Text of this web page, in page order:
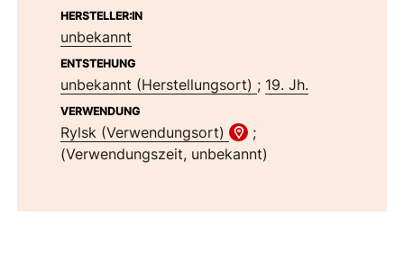
HERSTELLER:IN
unbekannt
ENTSTEHUNG
unbekannt (Herstellungsort) ; 19. Jh.
VERWENDUNG
Rylsk (Verwendungsort)
;
(Verwendungszeit, unbekannt)